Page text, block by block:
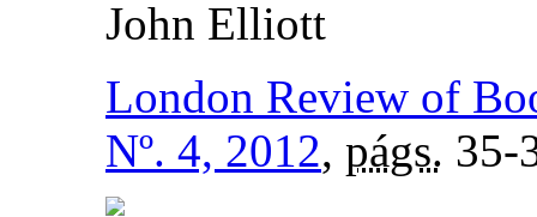
John Elliott
London Review of
Nº. 4, 2012, págs. 35-